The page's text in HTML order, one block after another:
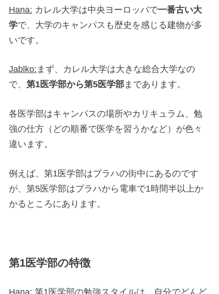
Hana: カレル大学は中央ヨーロッパで一番古い大
学で、大学のキャンパスも歴史を感じる建物が多
いです。
Jablko: まず、カレル大学は大きな総合大学なの
で、 第1医学部から第5医学部まであります。
各医学部はキャンパスの場所やカリキュラム、勉
強の仕方（どの順番で医学を習うかなど）が色々
違います。
例えば、第1医学部はプラハの街中にあるのです
が、第5医学部はプラハから電車で1時間半以上か
かるところにあります。
第1医学部の特徴